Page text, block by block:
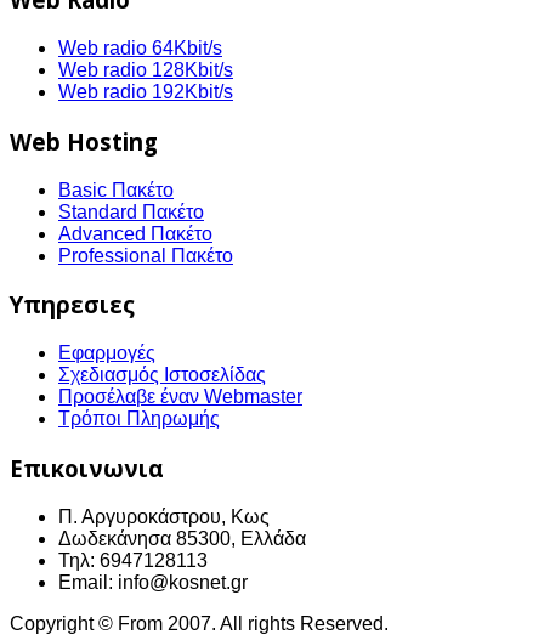
Web radio 64Kbit/s
Web radio 128Kbit/s
Web radio 192Kbit/s
Web Hosting
Basic Πακέτο
Standard Πακέτο
Advanced Πακέτο
Professional Πακέτο
Υπηρεσιες
Εφαρμογές
Σχεδιασμός Ιστοσελίδας
Προσέλαβε έναν Webmaster
Τρόποι Πληρωμής
Επικοινωνια
Π. Αργυροκάστρου, Κως
Δωδεκάνησα 85300, Ελλάδα
Τηλ: 6947128113
Email: info@kosnet.gr
Copyright © From 2007. All rights Reserved.